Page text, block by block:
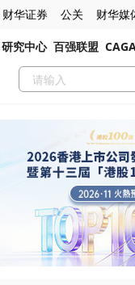
财华证券 公关 财华媒
研究中心 百强联盟